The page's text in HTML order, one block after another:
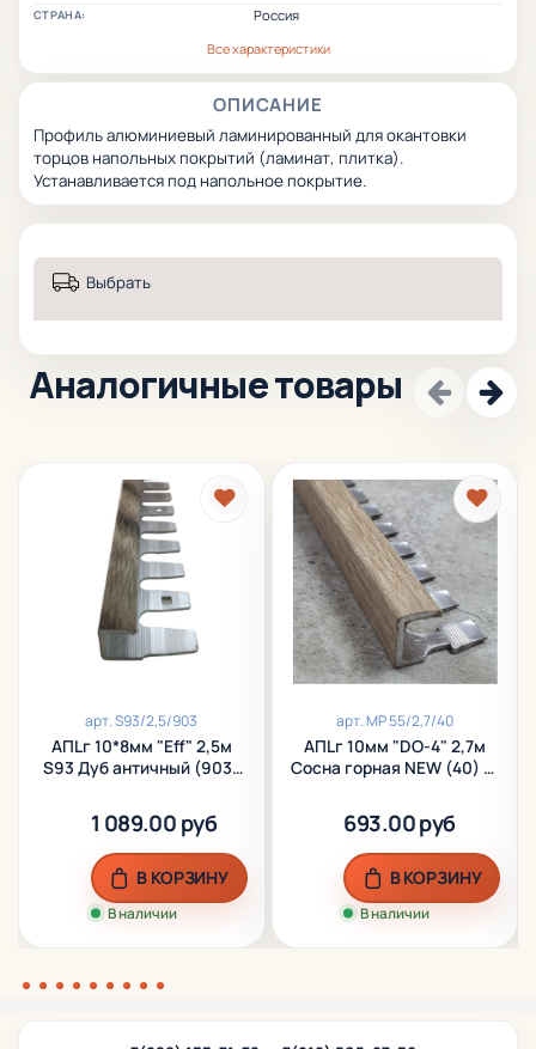
СТРАНА:
Россия
Все характеристики
ОПИСАНИЕ
Профиль алюминиевый ламинированный для окантовки
торцов напольных покрытий (ламинат, плитка).
Устанавливается под напольное покрытие.
Выбрать
Аналогичные товары
арт.S93/2,5/903
АПLг 10*8мм "Eff" 2,5м
S93 Дуб античный (903)
1 089.00 руб
В наличии
В КОРЗИНУ
арт.МР 55/2,7/40
АПLг 10мм "DO-4" 2,7м
Сосна горная NEW (40) L-
алюм.
693.00 руб
В наличии
В КОРЗИНУ